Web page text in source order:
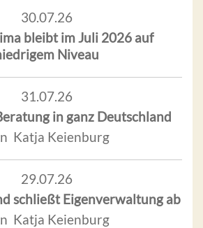
30.07.26
bleibt im Juli 2026 auf
Niveau
31.07.26
in ganz Deutschland
Katja Keienburg
29.07.26
schließt Eigenverwaltung ab
Katja Keienburg